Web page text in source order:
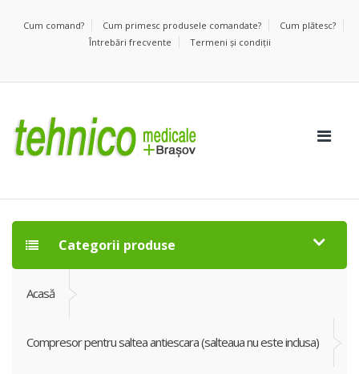
Cum comand? Cum primesc produsele comandate?
Cum plătesc?
Întrebări frecvente
Termeni şi condiţii
Categorii produse
Acasă
Compresor pentru saltea antiescara (salteaua nu este inclusa)